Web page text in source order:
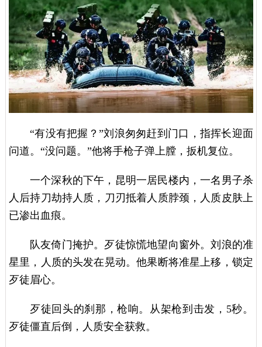
“有没有把握？”刘浪匆匆赶到门口，指挥长迎面
问道。“没问题。”他将手枪子弹上膛，扳机复位。
一个深秋的下午，昆明一居民楼内，一名男子杀
人后持刀劫持人质，刀刃抵着人质脖颈，人质皮肤上
已渗出血痕。
队友倚门掩护。歹徒惊慌地望向窗外。刘浪的准
星里，人质的头发在晃动。他果断将准星上移，锁定
歹徒眉心。
歹徒回头的刹那，枪响。从架枪到击发，5秒。
歹徒僵直后倒，人质安全获救。